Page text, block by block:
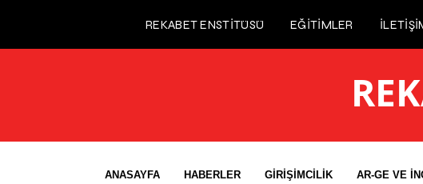
REKABET ENSTİTÜSÜ EĞİTİMLER
ANASAYFA HABERLER GİRİŞİMCİLİK AR-GE VE